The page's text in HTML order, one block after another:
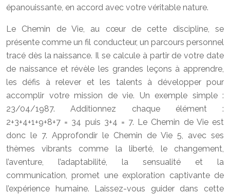
épanouissante, en accord avec votre véritable nature.
Le Chemin de Vie, au cœur de cette discipline, se
présente comme un fil conducteur, un parcours personnel
tracé dès la naissance. Il se calcule à partir de votre date
de naissance et révèle les grandes leçons à apprendre,
les défis à relever et les talents à développer pour
accomplir votre mission de vie. Un exemple simple :
23/04/1987. Additionnez chaque élément :
2+3+4+1+9+8+7 = 34 puis 3+4 = 7. Le Chemin de Vie est
donc le 7. Approfondir le Chemin de Vie 5, avec ses
thèmes vibrants comme la liberté, le changement,
l’aventure, l’adaptabilité, la sensualité et la
communication, promet une exploration captivante de
l’expérience humaine. Laissez-vous guider dans cette